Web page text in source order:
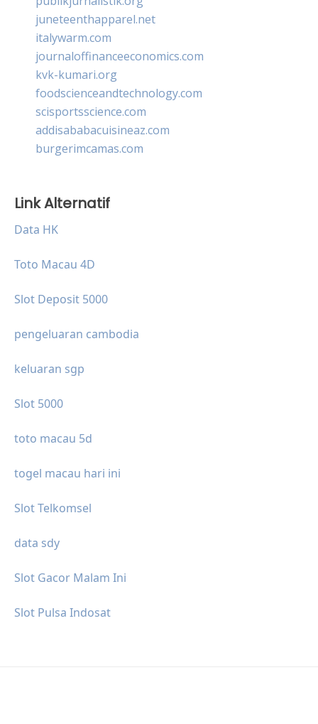
juneteenthapparel.net
italywarm.com
journaloffinanceeconomics.com
kvk-kumari.org
foodscienceandtechnology.com
scisportsscience.com
addisababacuisineaz.com
burgerimcamas.com
Link Alternatif
Data HK
Toto Macau 4D
Slot Deposit 5000
pengeluaran cambodia
keluaran sgp
Slot 5000
toto macau 5d
togel macau hari ini
Slot Telkomsel
data sdy
Slot Gacor Malam Ini
Slot Pulsa Indosat